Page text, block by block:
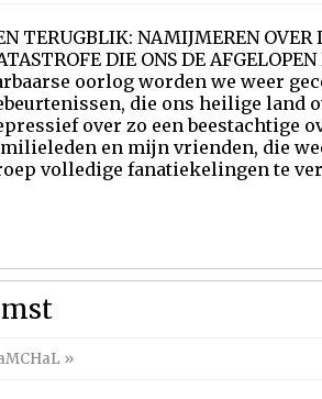
TERUGBLIK: NAMIJMEREN OVER
DIE ONS DE
oorlog worden we weer
die ons heilige land
over zo een beestachtige
en mijn vrienden, die
volledige fanatiekelingen te
»